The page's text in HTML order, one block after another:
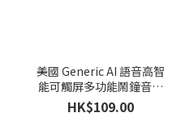
美國 Generic AI 語音高智
能可觸屏多功能鬧鐘音箱
(10月中旬)
HK$109.00